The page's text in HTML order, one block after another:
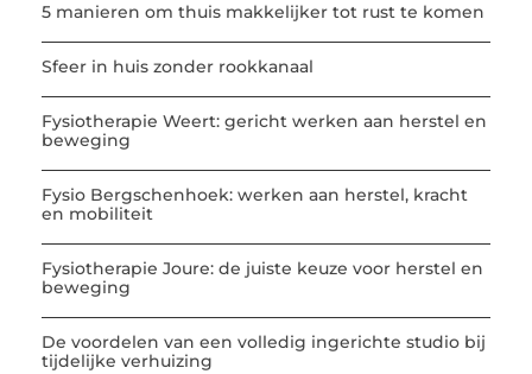
5 manieren om thuis makkelijker tot rust te komen
Sfeer in huis zonder rookkanaal
Fysiotherapie Weert: gericht werken aan herstel en
beweging
Fysio Bergschenhoek: werken aan herstel, kracht
en mobiliteit
Fysiotherapie Joure: de juiste keuze voor herstel en
beweging
De voordelen van een volledig ingerichte studio bij
tijdelijke verhuizing